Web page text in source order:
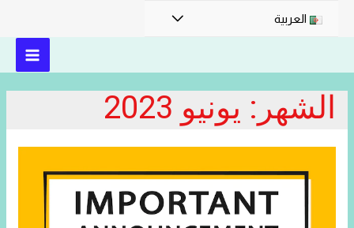
العربية القائمة
الشهر: يونيو 2023